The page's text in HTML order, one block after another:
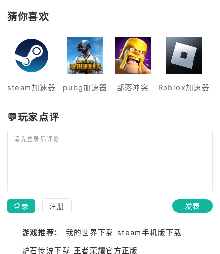
的通关奖励(相比内测时优化的是
当联赛积分达到晋级线后可以选择
跳过余下比赛直接晋级)活动比赛
每一期的内容都有所不同，其中传
只要获得奖励就可。目前在进行的
猜你喜欢
steam加速器 pubg加速器 部落冲突 Roblox加速器
💬玩家点评
请先登录后评论
登录 注册 发表
游戏推荐： 我的世界下载 steam手机版下载
炉石传说下载 王者荣耀官方正版